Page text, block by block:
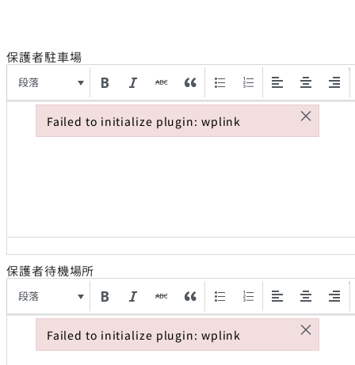
保護者駐車場
段落
保護者待機場所
段落
Failed to initialize plugin: wplink ×
Failed to initialize plugin: wplink
Failed to initialize plugin: wplink ×
Failed to initialize plugin: wplink